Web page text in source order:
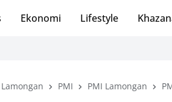
Ekonomi Lifestyle
Lamongan PMI PMI Lamongan